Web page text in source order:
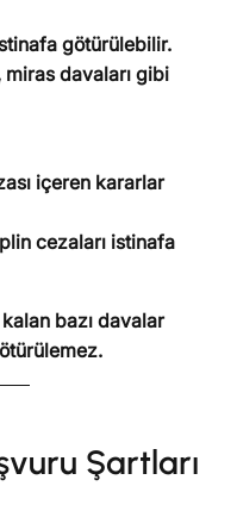
götürülebilir.
miras davaları gibi
içeren kararlar
cezaları istinafa
kalan bazı davalar
Şartları